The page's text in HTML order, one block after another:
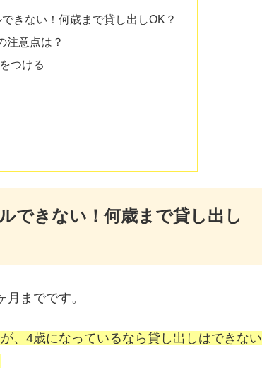
きない！何歳まで貸し出しOK？
注意点は？
つける
できない！何歳まで貸し出し
までです。
、4歳になっているなら貸し出しはできない